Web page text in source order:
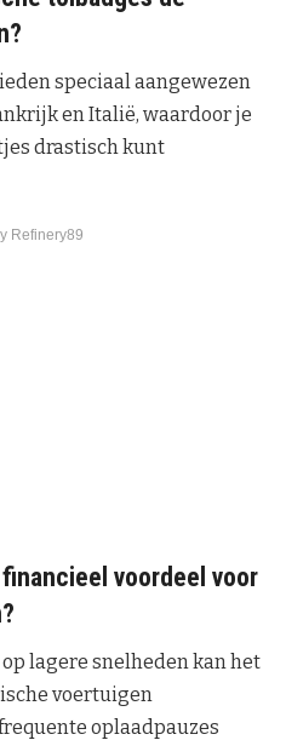
speciaal aangewezen
en Italië, waardoor je
drastisch kunt
Refinery89
voordeel voor
lagere snelheden kan het
voertuigen
oplaadpauzes